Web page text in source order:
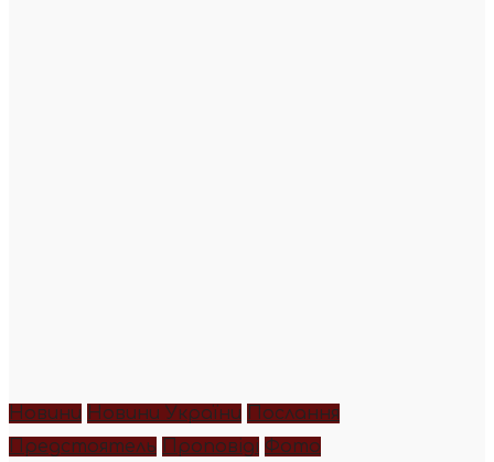
Новини Новини України
Послання
Предстоятель
Проповіді Фото